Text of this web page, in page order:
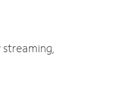
streaming,